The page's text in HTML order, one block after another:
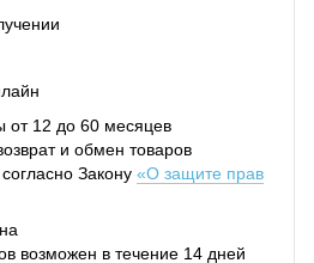
от 12 до 60 месяцев
и обмен товаров
Закону «О защите прав
возможен в течение 14 дней